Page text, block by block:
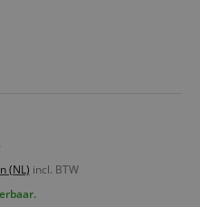
(NL) incl. BTW